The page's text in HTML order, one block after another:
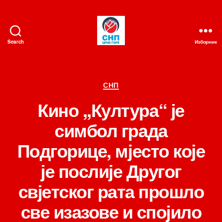
Search Изборник
Категорије
СНП
Кино ,,Култура“ је
симбол града
Подгорице, мјесто које
је послије Другог
свјетског рата прошло
све изазове и спојило